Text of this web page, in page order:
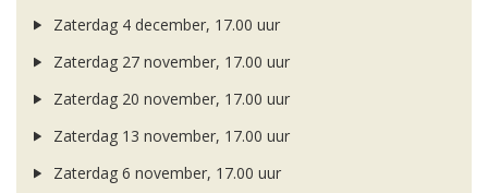
Zaterdag 4 december, 17.00 uur
Zaterdag 27 november, 17.00 uur
Zaterdag 20 november, 17.00 uur
Zaterdag 13 november, 17.00 uur
Zaterdag 6 november, 17.00 uur